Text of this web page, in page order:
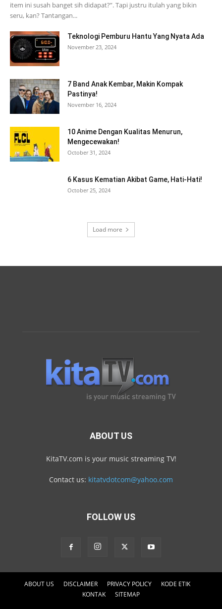
item ini susah banget sih didapat?”. Tapi justru itulah yang bikin
seru, kan? Tantangan...
Teknologi Pemburu Hantu Yang Nyata Ada
November 23, 2024
7 Band Anak Kembar, Makin Kompak
Pastinya!
November 16, 2024
10 Anime Dengan Kualitas Menurun,
Mengecewakan!
October 31, 2024
6 Kasus Kematian Akibat Game, Hati-Hati!
October 25, 2024
Load more
ABOUT US
KitaTV.com is your music streaming TV!
Contact us: kitatvdotcom@yahoo.com
FOLLOW US
ABOUT US DISCLAIMER PRIVACY POLICY
KODE ETIK
KONTAK
SITEMAP